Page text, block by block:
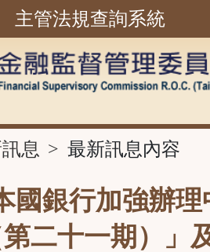
主管法規查詢系統
息 最新訊息內容
國銀行加強辦理
二十一期）」